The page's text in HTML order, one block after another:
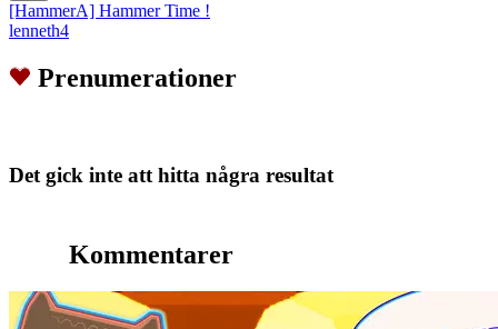
[HammerA] Hammer Time !
lenneth4
Prenumerationer
Det gick inte att hitta några resultat
Kommentarer